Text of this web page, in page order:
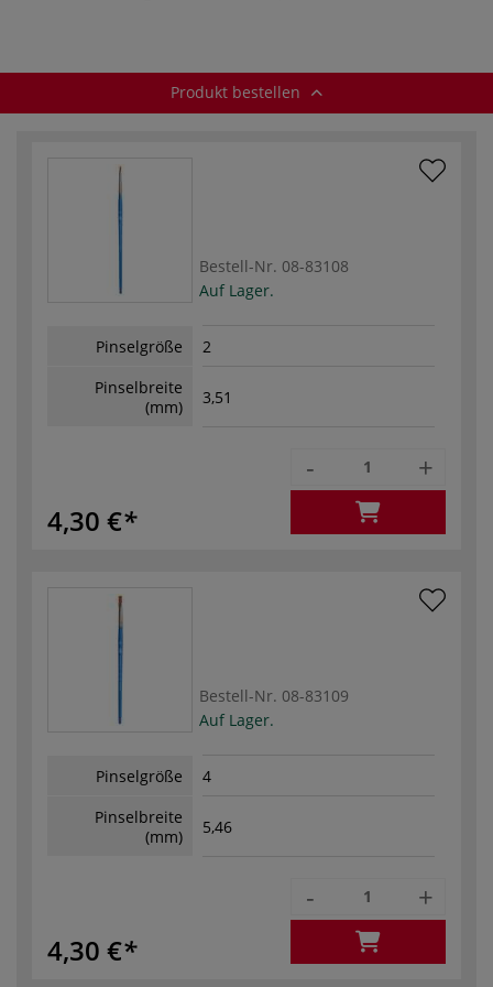
Produkt bestellen
Bestell-Nr. 08-83108
Auf Lager.
Pinselgröße
2
Pinselbreite
(mm)
3,51
4,30 €
- +
Bestell-Nr. 08-83109
Auf Lager.
Pinselgröße
4
Pinselbreite
(mm)
5,46
4,30 €
- +